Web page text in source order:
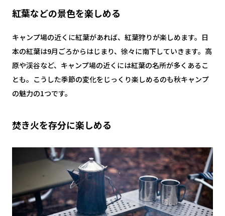
紅葉などの景色を楽しめる
キャンプ場の近くに紅葉があれば、紅葉狩りが楽しめます。日
本の紅葉は9月ごろからはじまり、徐々に南下していきます。高
原や渓谷など、キャンプ場の近くには紅葉の名所が多くあるこ
とも。こうした季節の変化をじっくり楽しめるのも秋キャンプ
の魅力の1つです。
焚き火を存分に楽しめる